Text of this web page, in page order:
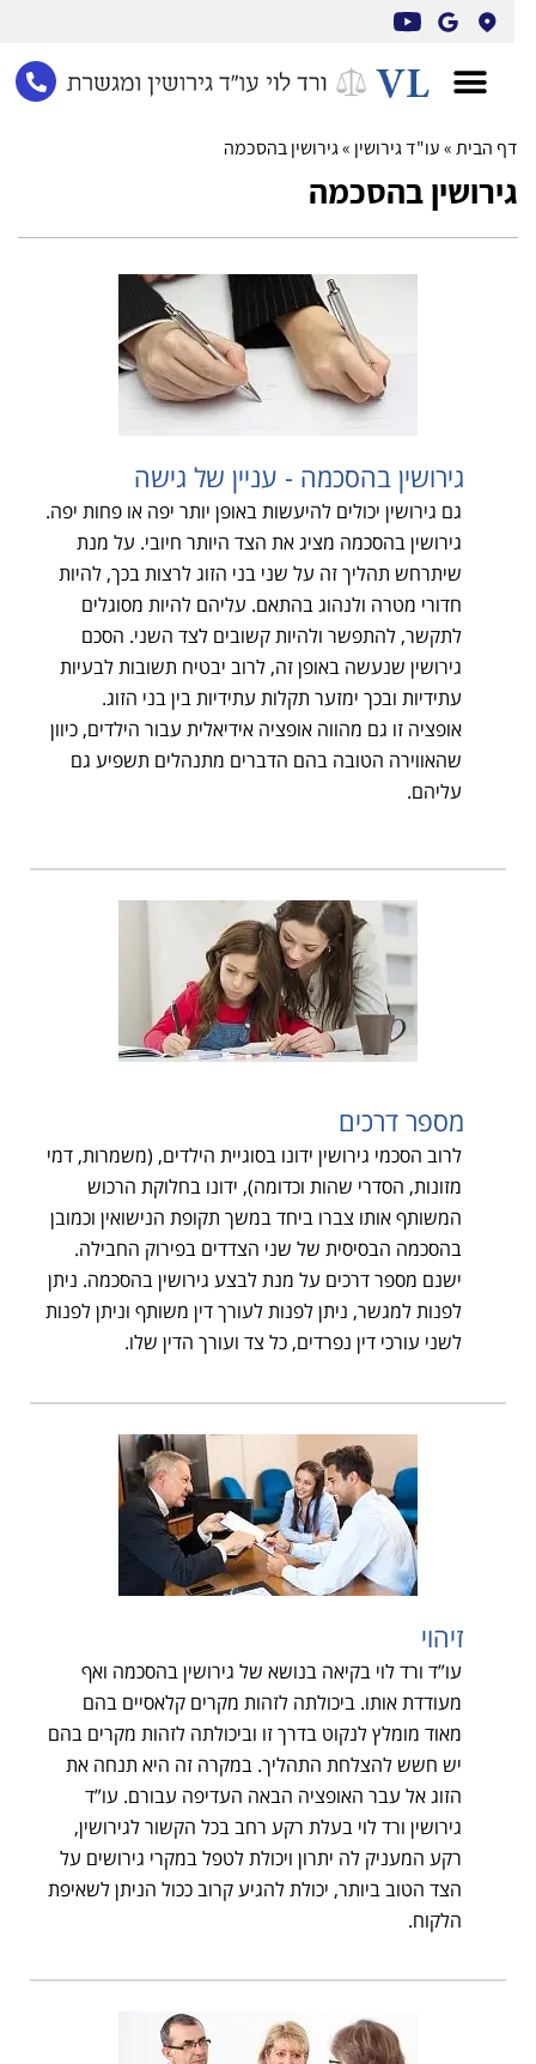
לתוכן
הבית»עו"ד גירושין»גירושין בהסכמה
בהסכמה
גירושין בהסכמה - עניין של גישה
גם גירושין יכולים להיעשות באופן יותר יפה או פחות יפה.
גירושין בהסכמה מציג את הצד היותר חיובי. על מנת
שיתרחש תהליך זה על שני בני הזוג לרצות בכך, להיות
חדורי מטרה ולנהוג בהתאם. עליהם להיות מסוגלים
לתקשר, להתפשר ולהיות קשובים לצד השני. הסכם
גירושין שנעשה באופן זה, לרוב יבטיח תשובות לבעיות
עתידיות ובכך ימזער תקלות עתידיות בין בני הזוג.
אופציה זו גם מהווה אופציה אידיאלית עבור הילדים, כיוון
שהאווירה הטובה בהם הדברים מתנהלים תשפיע גם
עליהם.
מספר דרכים
לרוב הסכמי גירושין ידונו בסוגיית הילדים, (משמרות, דמי
מזונות, הסדרי שהות וכדומה), ידונו בחלוקת הרכוש
המשותף אותו צברו ביחד במשך תקופת הנישואין וכמובן
בהסכמה הבסיסית של שני הצדדים בפירוק החבילה.
ישנם מספר דרכים על מנת לבצע גירושין בהסכמה. ניתן
לפנות למגשר, ניתן לפנות לעורך דין משותף וניתן לפנות
לשני עורכי דין נפרדים, כל צד ועורך הדין שלו.
זיהוי
עו”ד ורד לוי בקיאה בנושא של גירושין בהסכמה ואף
מעודדת אותו. ביכולתה לזהות מקרים קלאסיים בהם
מאוד מומלץ לנקוט בדרך זו וביכולתה לזהות מקרים בהם
יש חשש להצלחת התהליך. במקרה זה היא תנחה את
הזוג אל עבר האופציה הבאה העדיפה עבורם. עו”ד
גירושין ורד לוי בעלת רקע רחב בכל הקשור לגירושין,
רקע המעניק לה יתרון ויכולת לטפל במקרי גירושים על
הצד הטוב ביותר, יכולת להגיע קרוב ככול הניתן לשאיפת
הלקוח.